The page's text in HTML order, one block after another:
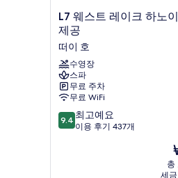
모
두
보
기
세
기
L7
웨
스
트
레
이
크
하
노
이,
L7 웨스트 레이크 하노
제공
떠이 호
수영장
스파
무료 주차
무료 WiFi
10
점
9.4 최고예요
이용 후기 437개
총
세